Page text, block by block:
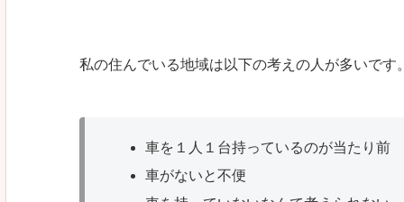
私の住んでいる地域は以下の考えの人が多いです
車を１人１台持っているのが当たり前
車がないと不便